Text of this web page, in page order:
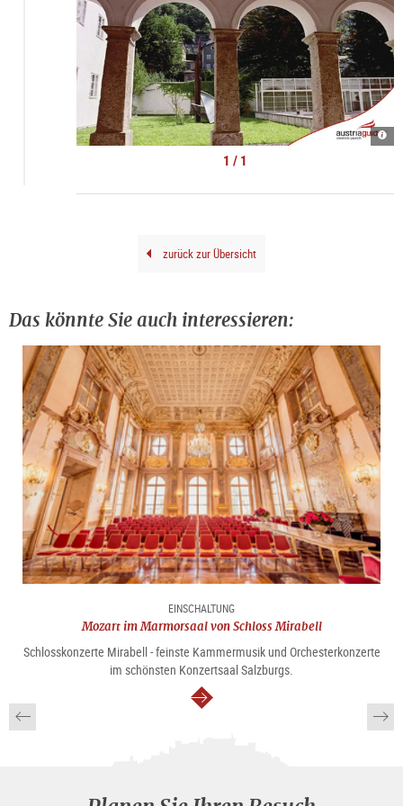
1 / 1
zurück zur Übersicht
Das könnte Sie auch interessieren:
EINSCHALTUNG
Mozart im Marmorsaal von Schloss Mirabell
Schlosskonzerte Mirabell - feinste Kammermusik und Orchesterkonzerte
im schönsten Konzertsaal Salzburgs.
weiter